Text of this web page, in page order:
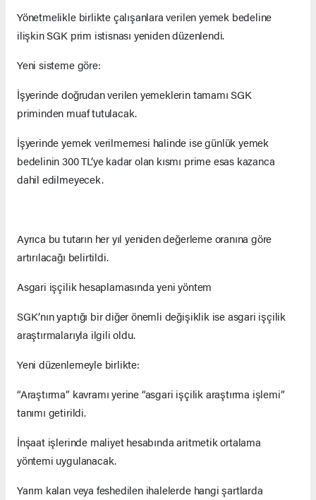
Yönetmelikle birlikte çalışanlara verilen yemek bedeline
ilişkin SGK prim istisnası yeniden düzenlendi.
Yeni sisteme göre:
İşyerinde doğrudan verilen yemeklerin tamamı SGK
priminden muaf tutulacak.
İşyerinde yemek verilmemesi halinde ise günlük yemek
bedelinin 300 TL’ye kadar olan kısmı prime esas kazanca
dahil edilmeyecek.
Ayrıca bu tutarın her yıl yeniden değerleme oranına göre
artırılacağı belirtildi.
Asgari işçilik hesaplamasında yeni yöntem
SGK’nın yaptığı bir diğer önemli değişiklik ise asgari işçilik
araştırmalarıyla ilgili oldu.
Yeni düzenlemeyle birlikte:
“Araştırma” kavramı yerine “asgari işçilik araştırma işlemi”
tanımı getirildi.
İnşaat işlerinde maliyet hesabında aritmetik ortalama
yöntemi uygulanacak.
Yarım kalan veya feshedilen ihalelerde hangi şartlarda